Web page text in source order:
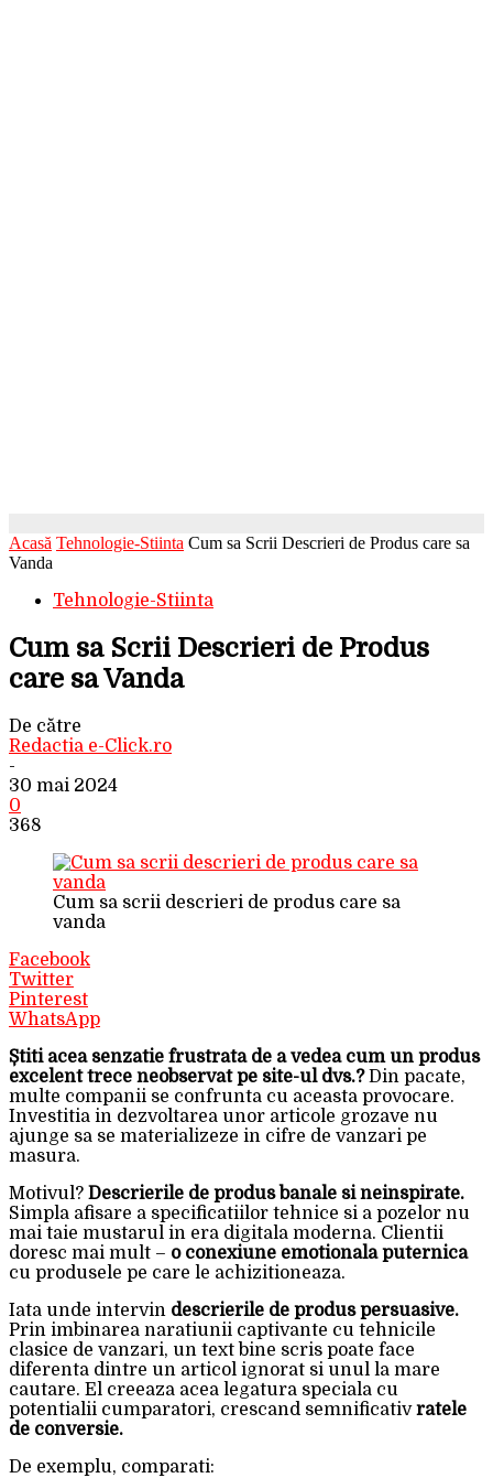
Acasă Tehnologie-Stiinta Cum sa Scrii Descrieri de Produs care sa
Vanda
Tehnologie-Stiinta
Cum sa Scrii Descrieri de Produs
care sa Vanda
De către
Redactia e-Click.ro
-
30 mai 2024
0
368
Cum sa scrii descrieri de produs care sa
vanda
Facebook
Twitter
Pinterest
WhatsApp
Știti acea senzatie frustrata de a vedea cum un produs
excelent trece neobservat pe site-ul dvs.?Din pacate,
multe companii se confrunta cu aceasta provocare.
Investitia in dezvoltarea unor articole grozave nu
ajunge sa se materializeze in cifre de vanzari pe
masura.
Motivul? Descrierile de produs banale si neinspirate.
Simpla afisare a specificatiilor tehnice si a pozelor nu
mai taie mustarul in era digitala moderna. Clientii
doresc mai mult – o conexiune emotionala puternica
cu produsele pe care le achizitioneaza.
Iata unde intervin descrierile de produs persuasive.
Prin imbinarea naratiunii captivante cu tehnicile
clasice de vanzari, un text bine scris poate face
diferenta dintre un articol ignorat si unul la mare
cautare. El creeaza acea legatura speciala cu
potentialii cumparatori, crescand semnificativratele
de conversie.
De exemplu, comparati: